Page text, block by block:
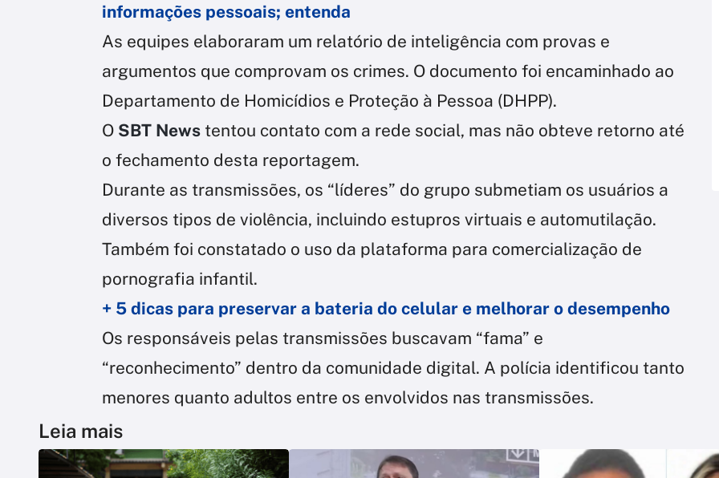
informações pessoais; entenda
As equipes elaboraram um relatório de inteligência com provas e
argumentos que comprovam os crimes. O documento foi encaminhado ao
Departamento de Homicídios e Proteção à Pessoa (DHPP).
O SBT News tentou contato com a rede social, mas não obteve retorno até
o fechamento desta reportagem.
Durante as transmissões, os “líderes” do grupo submetiam os usuários a
diversos tipos de violência, incluindo estupros virtuais e automutilação.
Também foi constatado o uso da plataforma para comercialização de
pornografia infantil.
+ 5 dicas para preservar a bateria do celular e melhorar o desempenho
Os responsáveis pelas transmissões buscavam “fama” e
“reconhecimento” dentro da comunidade digital. A polícia identificou tanto
menores quanto adultos entre os envolvidos nas transmissões.
Leia mais